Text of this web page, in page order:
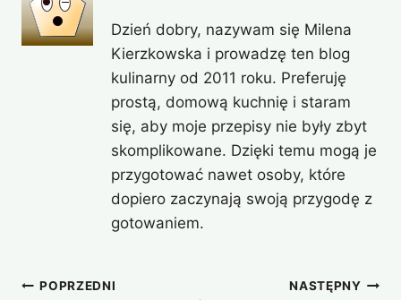
Dzień dobry, nazywam się Milena
Kierzkowska i prowadzę ten blog
kulinarny od 2011 roku. Preferuję
prostą, domową kuchnię i staram
się, aby moje przepisy nie były zbyt
skomplikowane. Dzięki temu mogą je
przygotować nawet osoby, które
dopiero zaczynają swoją przygodę z
gotowaniem.
Nawigacja
POPRZEDNI NASTĘPNY